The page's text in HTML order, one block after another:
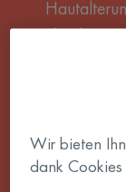
Feuchtigkeit.
vor
Wir bieten
dank Cookies